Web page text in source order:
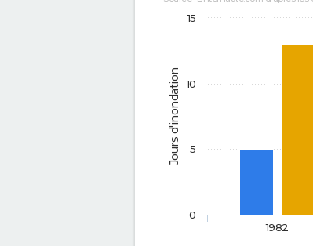
Jours d'inondation
1982
0
5
10
15